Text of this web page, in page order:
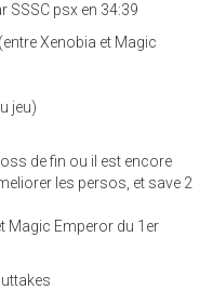
SSSC psx en 34:39
Xenobia et Magic
jeu)
de fin ou il est encore
les persos, et save 2
Magic Emperor du 1er